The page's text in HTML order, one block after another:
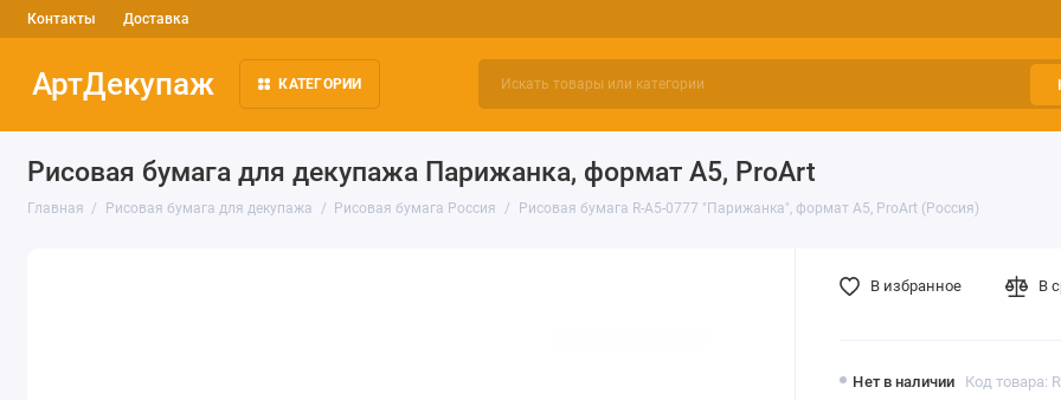
Контакты Доставка
АртДекупаж КАТЕГОРИИ
Рисовая бумага для декупажа Парижанка, формат А5, ProArt
Главная Рисовая бумага для декупажа Рисовая бумага Россия Рисовая бумага R-A5-0777 "Парижанка", формат А5, ProArt (Россия)
Нет в наличии Код товара:
В избранное В